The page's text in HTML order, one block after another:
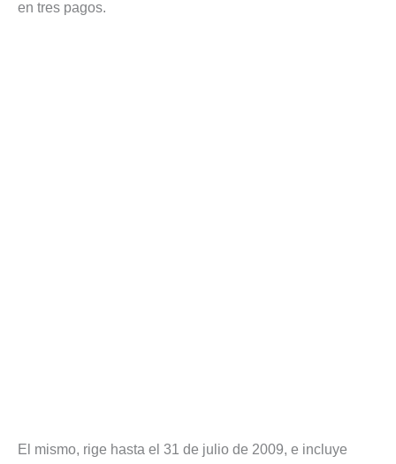
en tres pagos.
El mismo, rige hasta el 31 de julio de 2009, e incluye